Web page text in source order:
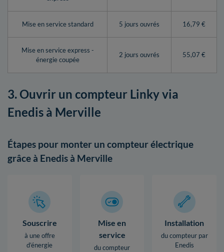
Mise en service standard 5 jours ouvrés 16,79 €
Mise en service express -
énergie coupée
2 jours ouvrés 55,07 €
3. Ouvrir un compteur Linky via
Enedis à Merville
Étapes pour monter un compteur électrique
grâce à Enedis à Merville
Souscrire
à une offre
d’énergie
Mise en
service
du compteur
Installation
du compteur par
Enedis